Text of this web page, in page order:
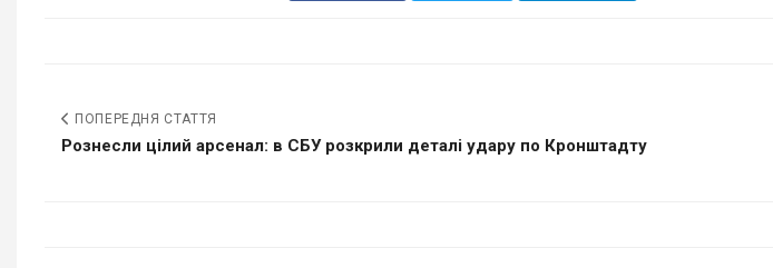
ПОПЕРЕДНЯ СТАТТЯ
Рознесли цілий арсенал: в СБУ розкрили деталі удару по Кронштадту